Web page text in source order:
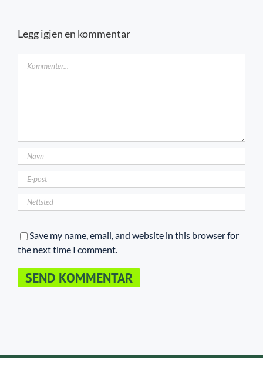
Legg igjen en kommentar
Save my name, email, and website in this browser for
the next time I comment.